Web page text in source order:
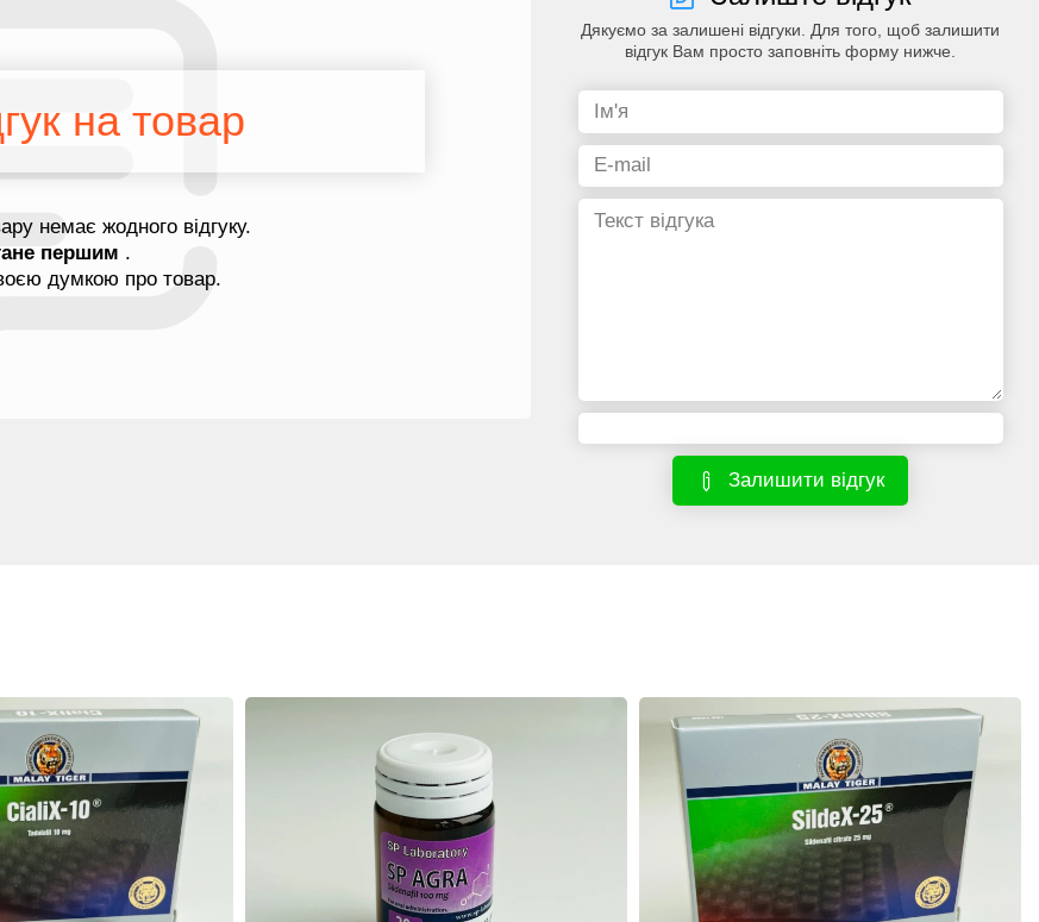
на товар
немає жодного відгуку.
першим .
думкою про товар.
Дякуємо за залишені відгуки. Для того, щоб залишити
відгук Вам просто заповніть форму нижче.
Залишити відгук